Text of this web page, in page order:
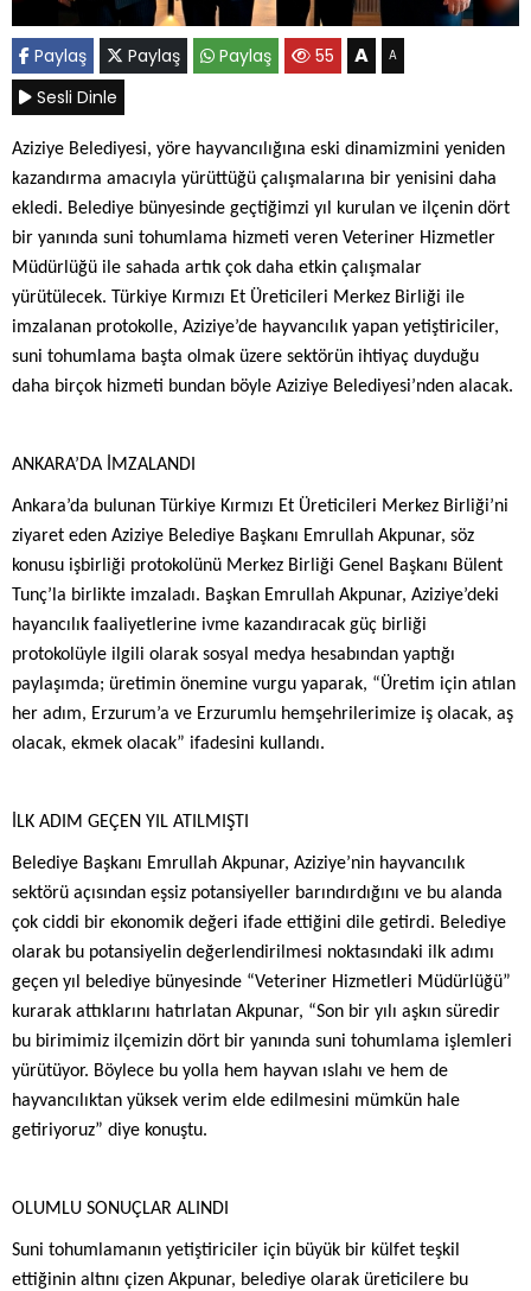
Paylaş Paylaş Paylaş 55 A A
Sesli Dinle
Aziziye Belediyesi, yöre hayvancılığına eski dinamizmini yeniden
kazandırma amacıyla yürüttüğü çalışmalarına bir yenisini daha
ekledi. Belediye bünyesinde geçtiğimzi yıl kurulan ve ilçenin dört
bir yanında suni tohumlama hizmeti veren Veteriner Hizmetler
Müdürlüğü ile sahada artık çok daha etkin çalışmalar
yürütülecek. Türkiye Kırmızı Et Üreticileri Merkez Birliği ile
imzalanan protokolle, Aziziye’de hayvancılık yapan yetiştiriciler,
suni tohumlama başta olmak üzere sektörün ihtiyaç duyduğu
daha birçok hizmeti bundan böyle Aziziye Belediyesi’nden alacak.
ANKARA’DA İMZALANDI
Ankara’da bulunan Türkiye Kırmızı Et Üreticileri Merkez Birliği’ni
ziyaret eden Aziziye Belediye Başkanı Emrullah Akpunar, söz
konusu işbirliği protokolünü Merkez Birliği Genel Başkanı Bülent
Tunç’la birlikte imzaladı. Başkan Emrullah Akpunar, Aziziye’deki
hayancılık faaliyetlerine ivme kazandıracak güç birliği
protokolüyle ilgili olarak sosyal medya hesabından yaptığı
paylaşımda; üretimin önemine vurgu yaparak, “Üretim için atılan
her adım, Erzurum’a ve Erzurumlu hemşehrilerimize iş olacak, aş
olacak, ekmek olacak” ifadesini kullandı.
İLK ADIM GEÇEN YIL ATILMIŞTI
Belediye Başkanı Emrullah Akpunar, Aziziye’nin hayvancılık
sektörü açısından eşsiz potansiyeller barındırdığını ve bu alanda
çok ciddi bir ekonomik değeri ifade ettiğini dile getirdi. Belediye
olarak bu potansiyelin değerlendirilmesi noktasındaki ilk adımı
geçen yıl belediye bünyesinde “Veteriner Hizmetleri Müdürlüğü”
kurarak attıklarını hatırlatan Akpunar, “Son bir yılı aşkın süredir
bu birimimiz ilçemizin dört bir yanında suni tohumlama işlemleri
yürütüyor. Böylece bu yolla hem hayvan ıslahı ve hem de
hayvancılıktan yüksek verim elde edilmesini mümkün hale
getiriyoruz” diye konuştu.
OLUMLU SONUÇLAR ALINDI
Suni tohumlamanın yetiştiriciler için büyük bir külfet teşkil
ettiğinin altını çizen Akpunar, belediye olarak üreticilere bu